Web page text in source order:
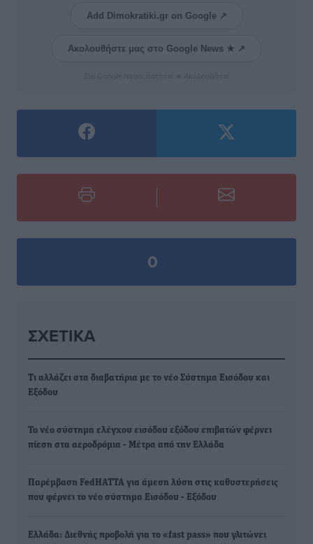
Add Dimokratiki.gr on Google ↗
Ακολουθήστε μας στο Google News ★ ↗
0
ΣΧΕΤΙΚΆ
Τι αλλάζει στα διαβατήρια με το νέο Σύστημα Εισόδου και
Εξόδου
Το νέο σύστημα ελέγχου εισόδου εξόδου επιβατών φέρνει
πίεση στα αεροδρόμια - Μέτρα από την Ελλάδα
Παρέμβαση FedHATTA για άμεση λύση στις καθυστερήσεις
που φέρνει το νέο σύστημα Εισόδου - Εξόδου
Ελλάδα: Διεθνής προβολή για το «fast pass» που γλιτώνει